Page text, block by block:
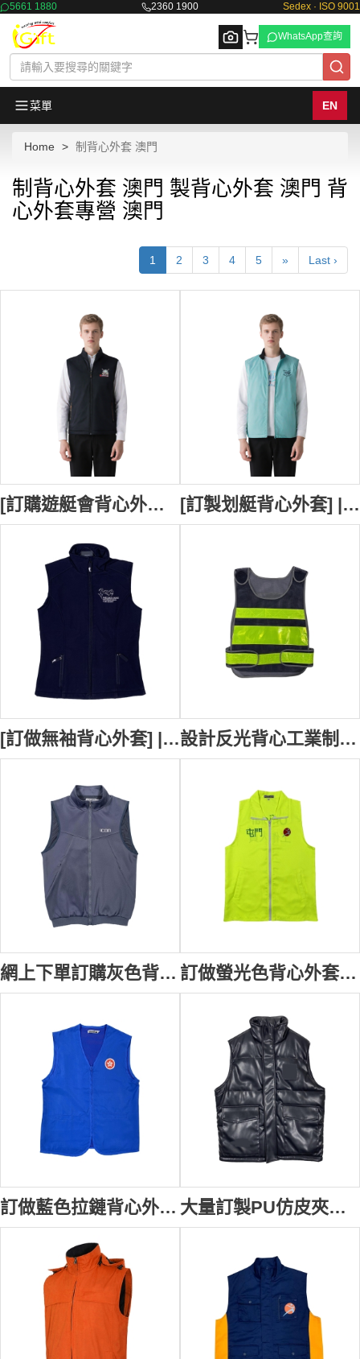
5661 1880 2360 1900 Sedex · ISO 9001
WhatsApp查詢
菜單 EN
Home 制背心外套 澳門
制背心外套 澳門 製背心外套 澳門 背
心外套專營 澳門
1 2 3 4 5 » Last ›
[訂購遊艇會背心外套] | 寶藍色背心外套 | 香港遊艇會 | 拉鏈唇設計 | 繡花LOGO背心外套 V241 [訂製划艇背心外套] | 淺藍色拉鏈背心外套 | 一字拉鏈袋口 | 背心外套制服公司 V240
[訂做無袖背心外套] | 立領設計背心外套 | 單唇拉鏈袋口款式設計 | 修腰馬術比賽背心外套 | 寵物傳心師 V234 設計反光背心工業制服 透氣網布 倉儲物流反光工作服 貨車司機 黑色 D431
網上下單訂購灰色背心外套 企領背心外套設計 斜插袋口 無袖外套 V221 訂做螢光色背心外套 社區工作人員工作服 康樂體育中心 義工工作服外套 V220
訂做藍色拉鏈背心外套 設計印花logo 背心外套供應商 運動用品專門店 應急遂 製作背心工廠 V219 大量訂製PU仿皮夾棉背心外套 光面背心外套 雙側袋口 企領背心外套 J1056